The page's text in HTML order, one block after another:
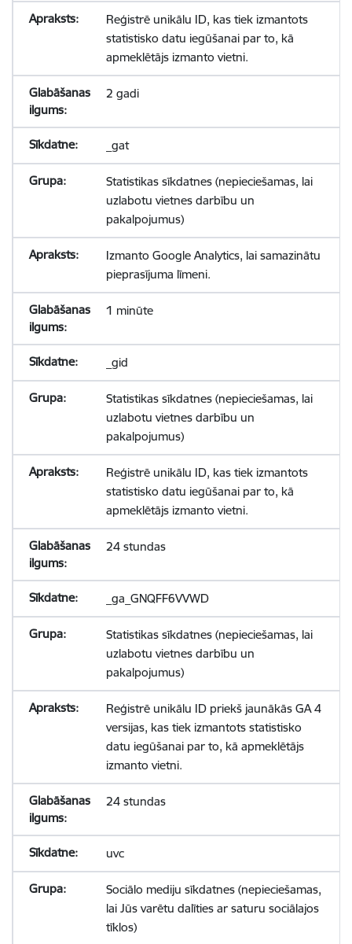
Reģistrē unikālu ID, kas tiek izmantots
statistisko datu iegūšanai par to, kā
apmeklētājs izmanto vietni.
2 gadi
_gat
Statistikas sīkdatnes (nepieciešamas, lai
uzlabotu vietnes darbību un
pakalpojumus)
Izmanto Google Analytics, lai samazinātu
pieprasījuma līmeni.
1 minūte
_gid
Statistikas sīkdatnes (nepieciešamas, lai
uzlabotu vietnes darbību un
pakalpojumus)
Reģistrē unikālu ID, kas tiek izmantots
statistisko datu iegūšanai par to, kā
apmeklētājs izmanto vietni.
24 stundas
_ga_GNQFF6VVWD
Statistikas sīkdatnes (nepieciešamas, lai
uzlabotu vietnes darbību un
pakalpojumus)
Reģistrē unikālu ID priekš jaunākās GA 4
versijas, kas tiek izmantots statistisko
datu iegūšanai par to, kā apmeklētājs
izmanto vietni.
24 stundas
uvc
Sociālo mediju sīkdatnes (nepieciešamas,
lai Jūs varētu dalīties ar saturu sociālajos
tīklos)